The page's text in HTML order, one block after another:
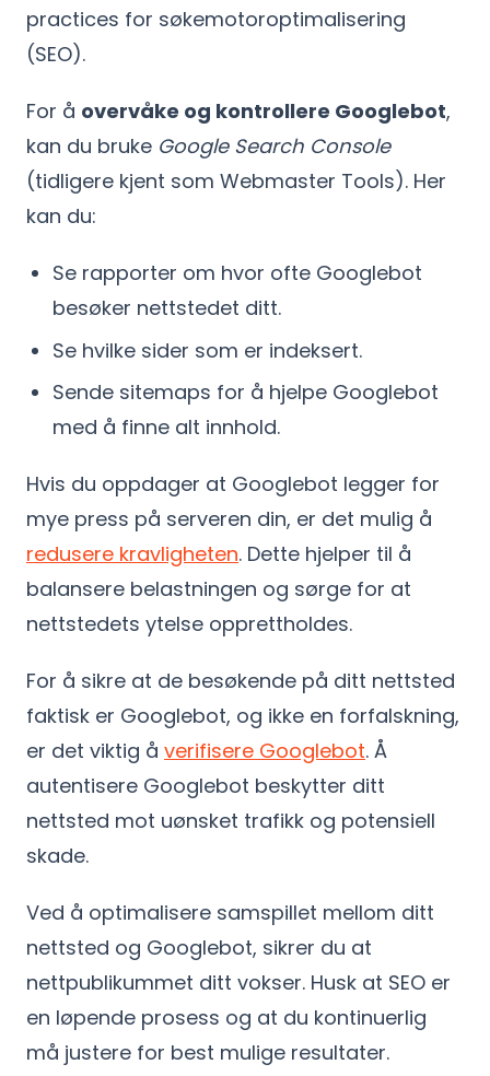
practices for søkemotoroptimalisering
(SEO).
For å overvåke og kontrollere Googlebot,
kan du bruke Google Search Console
(tidligere kjent som Webmaster Tools). Her
kan du:
Se rapporter om hvor ofte Googlebot
besøker nettstedet ditt.
Se hvilke sider som er indeksert.
Sende sitemaps for å hjelpe Googlebot
med å finne alt innhold.
Hvis du oppdager at Googlebot legger for
mye press på serveren din, er det mulig å
redusere kravligheten. Dette hjelper til å
balansere belastningen og sørge for at
nettstedets ytelse opprettholdes.
For å sikre at de besøkende på ditt nettsted
faktisk er Googlebot, og ikke en forfalskning,
er det viktig å verifisere Googlebot. Å
autentisere Googlebot beskytter ditt
nettsted mot uønsket trafikk og potensiell
skade.
Ved å optimalisere samspillet mellom ditt
nettsted og Googlebot, sikrer du at
nettpublikummet ditt vokser. Husk at SEO er
en løpende prosess og at du kontinuerlig
må justere for best mulige resultater.